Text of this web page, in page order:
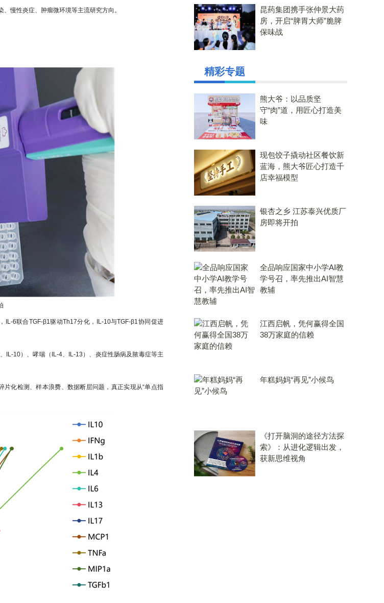
慢性炎症、肿瘤微环境等主流研究方向。
6联合TGF-β1驱动Th17分化，IL-10与TGF-β1协同促进
10）、哮喘（IL-4、IL-13）、炎症性肠病及脓毒症等主
片化检测、样本浪费、数据断层问题，真正实现从“单点指
昆药集团携手张仲景大药
房，开启“脾胃大师”脆脾
保味战
精彩专题
熊大爷：以品质坚
守“肉”道，用匠心打造美
味
现包饺子撬动社区餐饮新
蓝海，熊大爷匠心打造千
店幸福模型
银杏之乡 江苏泰兴优质厂
房即将开拍
全品响应国家中小学AI教
学号召，率先推出AI智慧
教辅
江西启帆，凭何赢得全国
38万家庭的信赖
年糕妈妈“再见”小候鸟
《打开脑洞的途径方法探
索》：从进化逻辑出发，
获新思维视角